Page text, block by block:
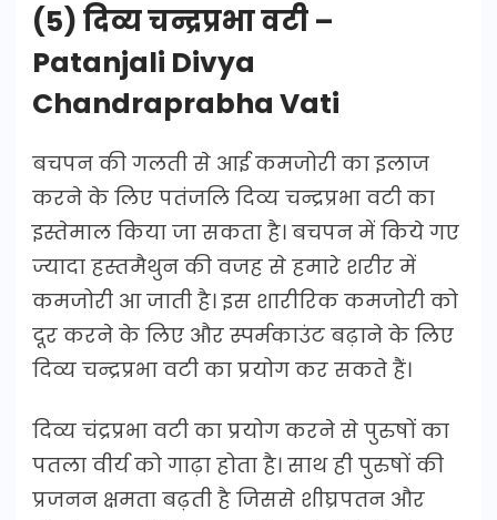
(5) दिव्य चन्द्रप्रभा वटी –
Patanjali Divya
Chandraprabha Vati
बचपन की गलती से आई कमजोरी का इलाज
करने के लिए पतंजलि दिव्य चन्द्रप्रभा वटी का
इस्तेमाल किया जा सकता है। बचपन में किये गए
ज्यादा हस्तमैथुन की वजह से हमारे शरीर में
कमजोरी आ जाती है। इस शारीरिक कमजोरी को
दूर करने के लिए और स्पर्मकाउंट बढ़ाने के लिए
दिव्य चन्द्रप्रभा वटी का प्रयोग कर सकते हैं।
दिव्य चंद्रप्रभा वटी का प्रयोग करने से पुरुषों का
पतला वीर्य को गाढ़ा होता है। साथ ही पुरुषों की
प्रजनन क्षमता बढ़ती है जिससे शीघ्रपतन और